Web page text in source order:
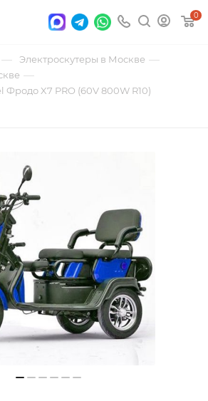
0
— Электроскутеры в Москве —
—
X7 PRO (60V 800W R10)